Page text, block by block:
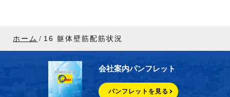
ホーム 16 躯体壁筋配筋状況
会社案内パンフレット
パンフレットを見る